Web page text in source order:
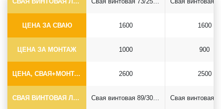
ЦЕНА ЗА СВАЮ
ЦЕНА ЗА МОНТАЖ
ЦЕНА, СВАЯ+МОНТАЖ (БЕЗ ОГОЛОВКА)
1600
1000
2600
1600
900
2500
СВАЯ ВИНТОВАЯ ЛОПАСТНАЯ Ф89*6.5